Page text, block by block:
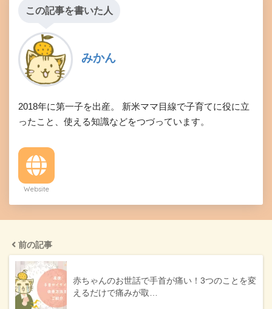
この記事を書いた人
みかん
2018年に第一子を出産。 新米ママ目線で子育てに役に立
ったこと、使える知識などをつづっています。
Website
前の記事
赤ちゃんのお世話で手首が痛い！3つのことを変
えるだけで痛みが取…